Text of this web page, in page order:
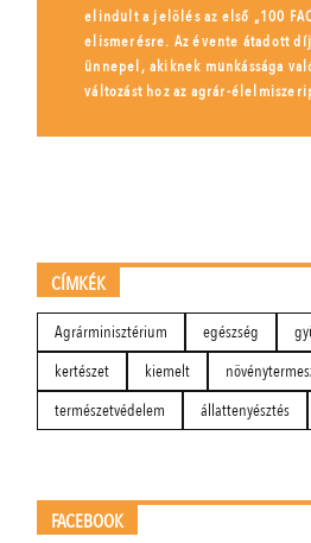
elindult a jelölés az első „100
elismerésre. Az évente átadott
ünnepel, akiknek munkássága
változást hoz az agrár-
CÍMKÉK
Agrárminisztérium egészség
kertészet
kiemelt
természetvédelem
állattenyésztés
FACEBOOK